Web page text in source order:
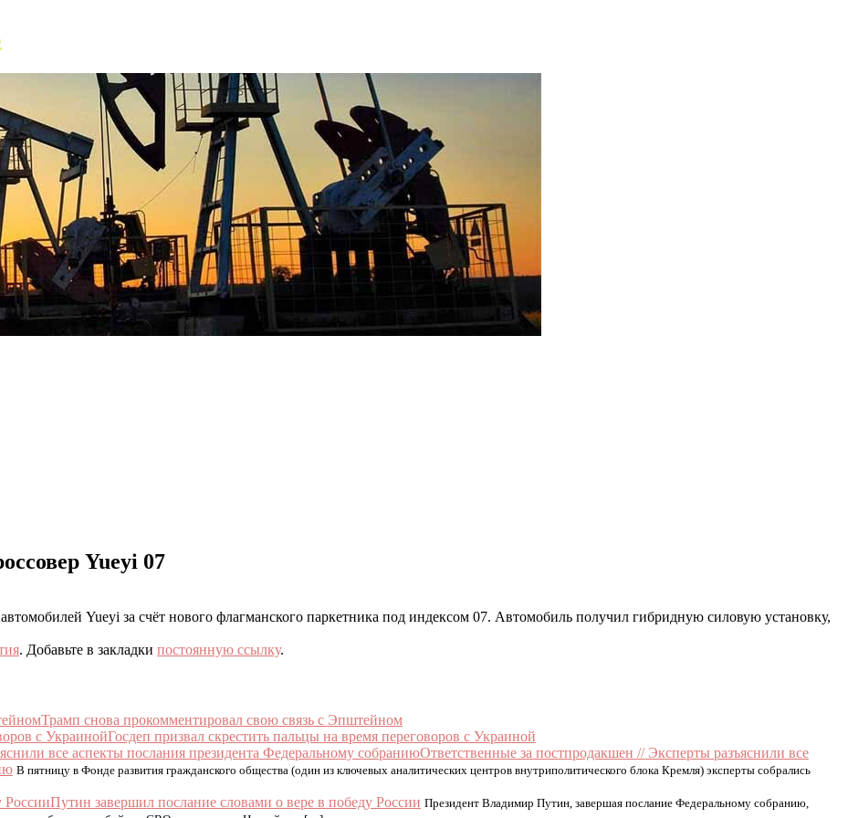
Yueyi 07
Yueyi за счёт нового флагманского паркетника под индексом 07. Автомобиль получил гибридную силовую установку,
. Добавьте в закладки постоянную ссылку.
Трамп снова прокомментировал свою связь с Эпштейном
Госдеп призвал скрестить пальцы на время переговоров с Украиной
Ответственные за постпродакшен // Эксперты разъяснили все
В пятницу в Фонде развития гражданского общества (один из ключевых аналитических центров внутриполитического блока Кремля) эксперты собрались
Путин завершил послание словами о вере в победу России Президент Владимир Путин, завершая послание Федеральному собранию,